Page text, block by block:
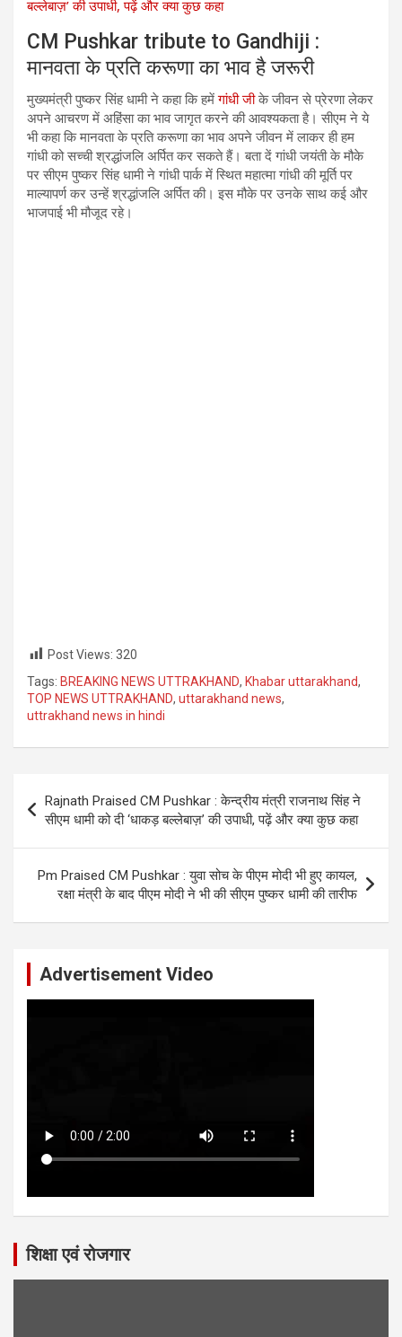
बल्लेबाज़’ की उपाधी, पढ़ें और क्या कुछ कहा
CM Pushkar tribute to Gandhiji :
मानवता के प्रति करूणा का भाव है जरूरी
मुख्यमंत्री पुष्कर सिंह धामी ने कहा कि हमेंगांधी जीके जीवन से प्रेरणा लेकर
अपने आचरण में अहिंसा का भाव जागृत करने की आवश्यकता है। सीएम ने ये
भी कहा कि मानवता के प्रति करूणा का भाव अपने जीवन में लाकर ही हम
गांधी को सच्ची श्रद्धांजलि अर्पित कर सकते हैं। बता दें गांधी जयंती के मौके
पर सीएम पुष्कर सिंह धामी ने गांधी पार्क में स्थित महात्मा गांधी की मूर्ति पर
माल्यापर्ण कर उन्हें श्रद्धांजलि अर्पित की। इस मौके पर उनके साथ कई और
भाजपाई भी मौजूद रहे।
Post Views: 320
Tags: BREAKING NEWS UTTRAKHAND, Khabar uttarakhand,
TOP NEWS UTTRAKHAND, uttarakhand news,
uttrakhand news in hindi
navigation
Rajnath Praised CM Pushkar : केन्द्रीय मंत्री राजनाथ सिंह ने
सीएम धामी को दी ‘धाकड़ बल्लेबाज़’ की उपाधी, पढ़ें और क्या कुछ कहा
Pm Praised CM Pushkar : युवा सोच के पीएम मोदी भी हुए कायल,
रक्षा मंत्री के बाद पीएम मोदी ने भी की सीएम पुष्कर धामी की तारीफ
Advertisement Video
शिक्षा एवं रोजगार